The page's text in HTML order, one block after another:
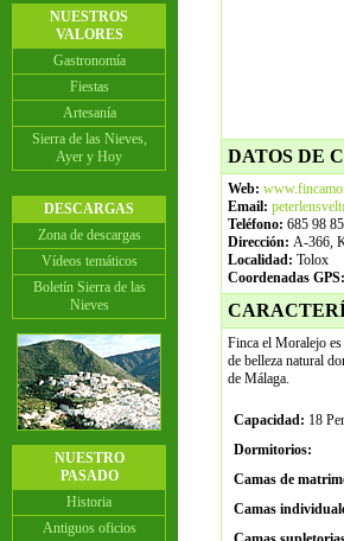
NUESTROS
VALORES
Gastronomía
Fiestas
Artesanía
Sierra de las Nieves,
Ayer y Hoy
DESCARGAS
Zona de descargas
Vídeos temáticos
Boletín Sierra de las
Nieves
NUESTRO
PASADO
Historia
Antiguos oficios
DATOS DE
Web:
Email:
Teléfono: 685 98
Dirección: A-366,
Localidad: Tolox
Coordenadas GPS:
Finca el Moralejo
de belleza natural
de Málaga.
Capacidad: 18
Dormitorios:
Camas de
Camas